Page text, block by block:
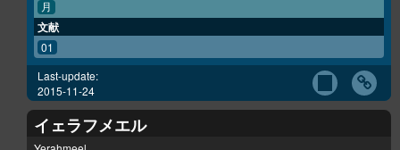
月
文献
01
Last-update:
2015-11-24
イェラフメエル